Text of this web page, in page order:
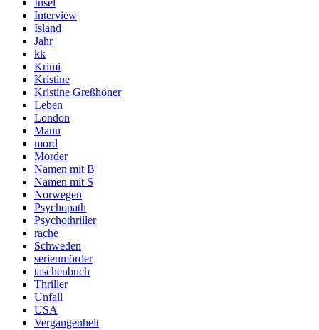
Interview
Island
Jahr
kk
Krimi
Kristine
Kristine Greßhöner
Leben
London
Mann
mord
Mörder
Namen mit B
Namen mit S
Norwegen
Psychopath
Psychothriller
rache
Schweden
serienmörder
taschenbuch
Thriller
Unfall
USA
Vergangenheit